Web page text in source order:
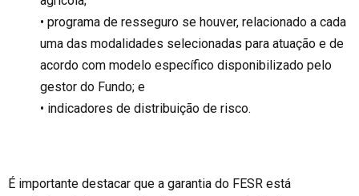
• programa de resseguro se houver, relacionado a cada
uma das modalidades selecionadas para atuação e de
acordo com modelo específico disponibilizado pelo
gestor do Fundo; e
• indicadores de distribuição de risco.
É importante destacar que a garantia do FESR está